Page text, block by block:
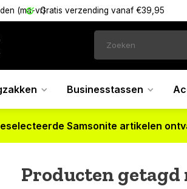
(ma-vr)Gratis verzending vanaf €39,95
Businesstassen
Samsonite artikelen
Producten getagd